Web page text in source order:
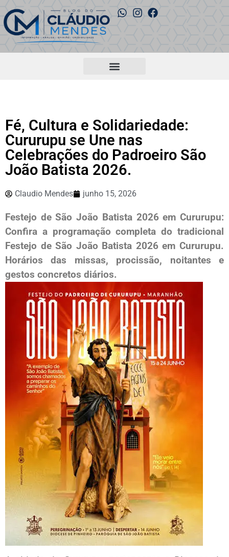
Fé, Cultura e Solidariedade:
Cururupu se Une nas
Celebrações do Padroeiro São
João Batista 2026.
Claudio Mendes junho 15, 2026
Festejo de São João Batista 2026 em Cururupu:
Confira a programação completa do tradicional
Festejo de São João Batista 2026 em Cururupu.
Horários das missas, procissão, noitantes e
gestos concretos diários.